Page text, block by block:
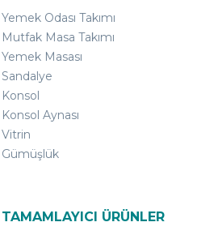
Yemek Odası Takımı
Mutfak Masa Takımı
Yemek Masası
Sandalye
Konsol
Konsol Aynası
Vitrin
Gümüşlük
TAMAMLAYICI ÜRÜNLER